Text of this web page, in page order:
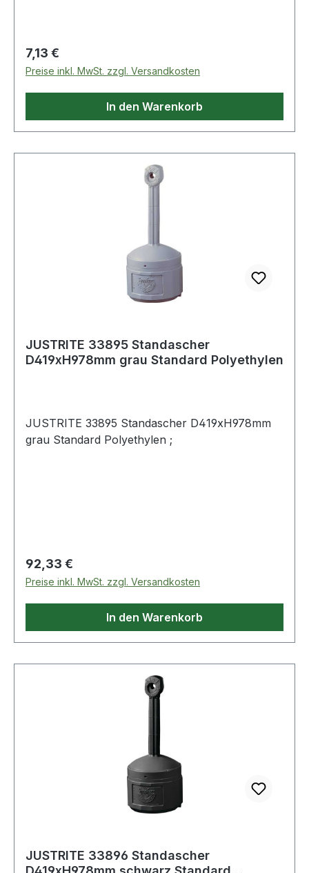
Regulärer Preis:
7,13 €
Preise inkl. MwSt. zzgl. Versandkosten
In den Warenkorb
JUSTRITE 33895 Standascher
D419xH978mm grau Standard Polyethylen
JUSTRITE 33895 Standascher D419xH978mm
grau Standard Polyethylen ;
Regulärer Preis:
92,33 €
Preise inkl. MwSt. zzgl. Versandkosten
In den Warenkorb
JUSTRITE 33896 Standascher